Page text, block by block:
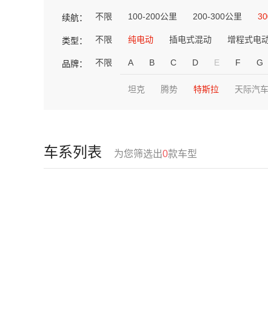
续航： 不限 100-200公里 200-300公里
类型： 不限 纯电动 插电式混动 增程式电
品牌： 不限 A B C D E F G
坦克 腾势 特斯拉 天际汽车
车系列表 为您筛选出0款车型